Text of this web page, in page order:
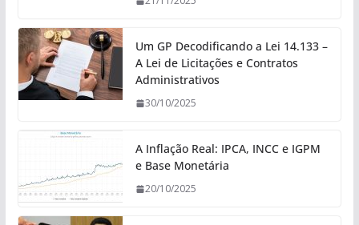
Um GP Decodificando a Lei 14.133 –
A Lei de Licitações e Contratos
Administrativos
30/10/2025
A Inflação Real: IPCA, INCC e IGPM
e Base Monetária
20/10/2025